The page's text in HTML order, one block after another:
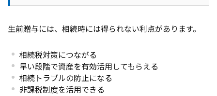
生前贈与には、相続時には得られない利点があります。
相続税対策につながる
早い段階で資産を有効活用してもらえる
相続トラブルの防止になる
非課税制度を活用できる